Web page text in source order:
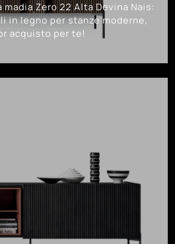
Zero 22 Alta Devina Nais:
in legno per stanze moderne,
acquisto per te!